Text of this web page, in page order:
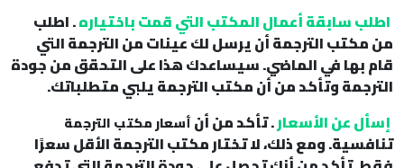
اطلب سابقة أعمال المكتب التي قمت باختياره. اطلب
من مكتب الترجمة أن يرسل لك عينات من الترجمة التي
قام بها في الماضي. سيساعدك هذا على التحقق من جودة
الترجمة وتأكد من أن مكتب الترجمة يلبي متطلباتك.
إسأل عن الأسعار. تأكد من أنأسعار مكتب الترجمة
تنافسية. ومع ذلك، لا تختار مكتب الترجمة الأقل سعرًا